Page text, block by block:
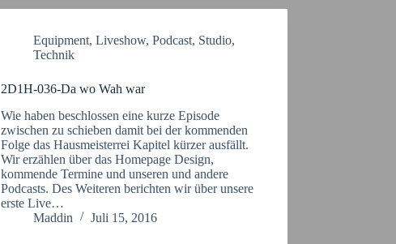
Equipment,Liveshow,Podcast, Studio,
Technik
2D1H-036-Da wo Wah war
Wie haben beschlossen eine kurze Episode
zwischen zu schieben damit bei der kommenden
Folge das Hausmeisterrei Kapitel kürzer ausfällt.
Wir erzählen über das Homepage Design,
kommende Termine und unseren und andere
Podcasts. Des Weiteren berichten wir über unsere
erste Live…
Maddin
Juli 15, 2016